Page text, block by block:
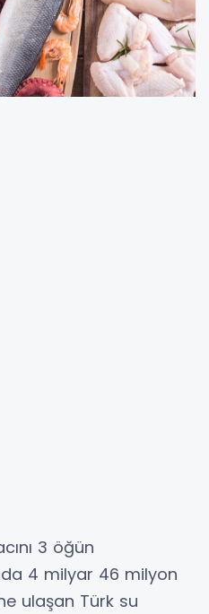
3 öğün
4 milyar 46 milyon
ulaşan Türk su